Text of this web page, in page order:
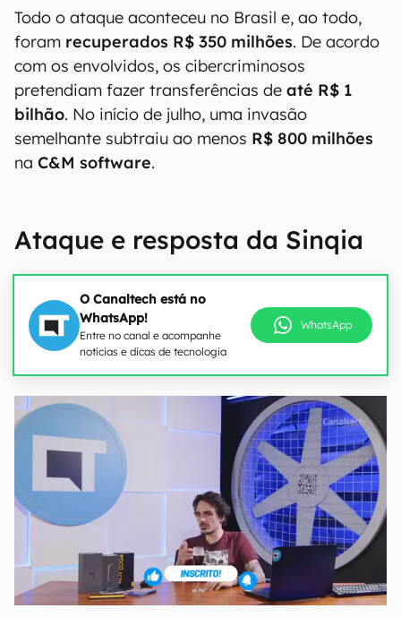
Todo o ataque aconteceu no Brasil e, ao todo,
foram recuperados R$ 350 milhões. De acordo
com os envolvidos, os cibercriminosos
pretendiam fazer transferências de até R$ 1
bilhão. No início de julho, uma invasão
semelhante subtraiu ao menos R$ 800 milhões
na C&M software.
Ataque e resposta da Sinqia
O Canaltech está no
WhatsApp!
Entre no canal e acompanhe
notícias e dicas de tecnologia
WhatsApp